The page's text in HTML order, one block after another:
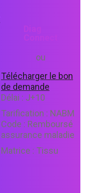
ou
Télécharger le bon
de demande
Délai : J+10
Tarification : NABM
Code : Remboursé
assurance maladie
Matrice : Tissu